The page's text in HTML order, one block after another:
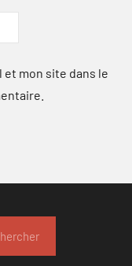
mon site dans le